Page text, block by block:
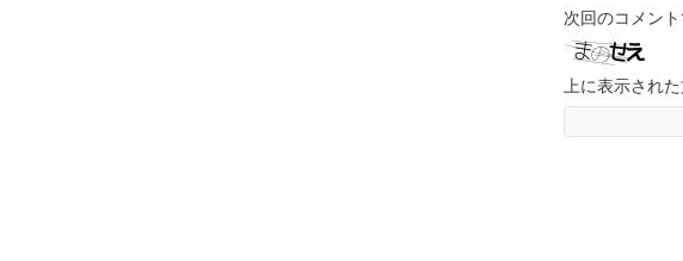
次回のコメン
上に表示され